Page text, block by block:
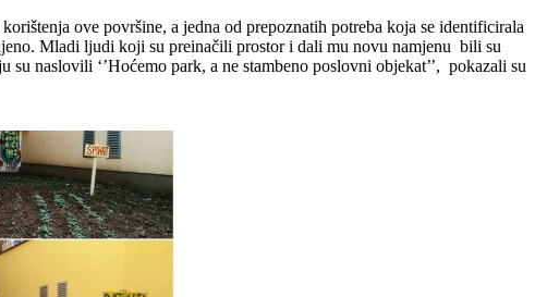
ove površine, a jedna od prepoznatih potreba koja se identificirala
Mladi ljudi koji su preinačili prostor i dali mu novu namjenu bili su
naslovili ‘’Hoćemo park, a ne stambeno poslovni objekat’’, pokazali su